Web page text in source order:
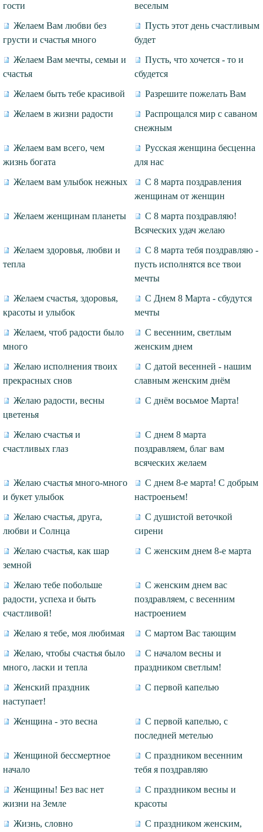
гости
веселым
Желаем Вам любви без
грусти и счастья много
Пусть этот день счастливым
будет
Желаем Вам мечты, семьи и
счастья
Пусть, что хочется - то и
сбудется
Желаем быть тебе красивой
Разрешите пожелать Вам
Желаем в жизни радости
Распрощался мир с саваном
снежным
Желаем вам всего, чем
жизнь богата
Русская женщина бесценна
для нас
Желаем вам улыбок нежных
С 8 марта поздравления
женщинам от женщин
Желаем женщинам планеты
С 8 марта поздравляю!
Всяческих удач желаю
Желаем здоровья, любви и
тепла
С 8 марта тебя поздравляю -
пусть исполнятся все твои
мечты
Желаем счастья, здоровья,
красоты и улыбок
С Днем 8 Марта - сбудутся
мечты
Желаем, чтоб радости было
много
С весенним, светлым
женским днем
Желаю исполнения твоих
прекрасных снов
С датой весенней - нашим
славным женским днём
Желаю радости, весны
цветенья
С днём восьмое Марта!
Желаю счастья и
счастливых глаз
С днем 8 марта
поздравляем, благ вам
всяческих желаем
Желаю счастья много-много
и букет улыбок
С днем 8-е марта! С добрым
настроеньем!
Желаю счастья, друга,
любви и Солнца
С душистой веточкой
сирени
Желаю счастья, как шар
земной
С женским днем 8-е марта
Желаю тебе побольше
радости, успеха и быть
счастливой!
С женским днем вас
поздравляем, с весенним
настроением
Желаю я тебе, моя любимая
С мартом Вас тающим
Желаю, чтобы счастья было
много, ласки и тепла
С началом весны и
праздником светлым!
Женский праздник
наступает!
С первой капелью
Женщина - это весна
С первой капелью, с
последней метелью
Женщиной бессмертное
начало
С праздником весенним
тебя я поздравляю
Женщины! Без вас нет
жизни на Земле
С праздником весны и
красоты
Жизнь, словно
С праздником женским,